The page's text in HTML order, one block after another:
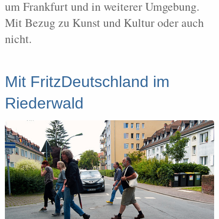
um Frankfurt und in weiterer Umgebung.
Mit Bezug zu Kunst und Kultur oder auch
nicht.
Mit FritzDeutschland im
Riederwald